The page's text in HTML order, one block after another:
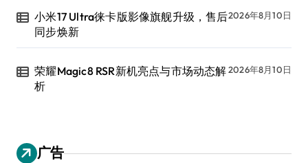
小米17 Ultra徕卡版影像旗舰升级，售后
同步焕新
2026年8月10日
荣耀Magic8 RSR新机亮点与市场动态解
析
2026年8月10日
广告